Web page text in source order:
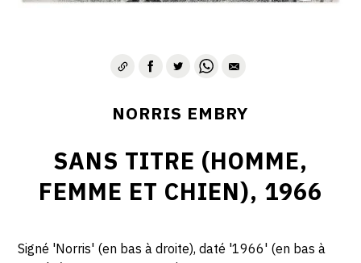
NORRIS EMBRY
SANS TITRE (HOMME,
FEMME ET CHIEN), 1966
Signé 'Norris' (en bas à droite), daté '1966' (en bas à